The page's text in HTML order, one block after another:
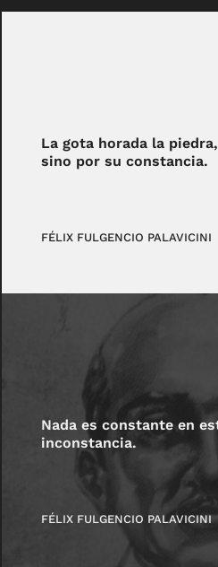
La gota horada la
sino por su constancia.
FÉLIX FULGENCIO PALAVICINI
Nada es constante en
inconstancia.
FÉLIX FULGENCIO PALAVICINI